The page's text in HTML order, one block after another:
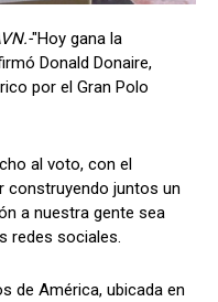
"Hoy gana la
Donald Donaire,
por el Gran Polo
al voto, con el
construyendo juntos un
a nuestra gente sea
redes sociales.
de América, ubicada en